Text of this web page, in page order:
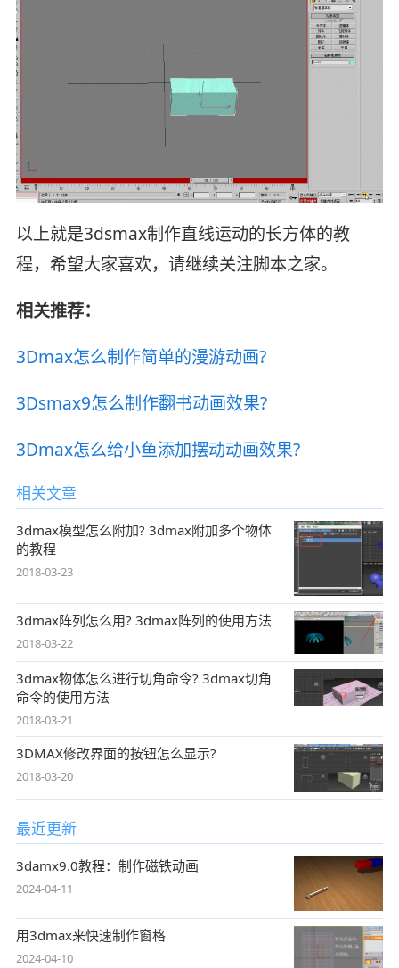
以上就是3dsmax制作直线运动的长方体的教
程，希望大家喜欢，请继续关注脚本之家。
相关推荐：
3Dmax怎么制作简单的漫游动画?
3Dsmax9怎么制作翻书动画效果?
3Dmax怎么给小鱼添加摆动动画效果?
相关文章
3dmax模型怎么附加? 3dmax附加多个物体
的教程
2018-03-23
3dmax阵列怎么用? 3dmax阵列的使用方法
2018-03-22
3dmax物体怎么进行切角命令? 3dmax切角
命令的使用方法
2018-03-21
3DMAX修改界面的按钮怎么显示?
2018-03-20
最近更新
3damx9.0教程：制作磁铁动画
2024-04-11
用3dmax来快速制作窗格
2024-04-10